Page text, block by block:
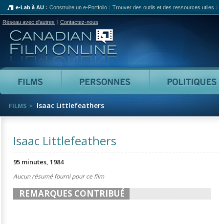
e-Lab à AU Construire un e-Portfolio Trouver des outils et des ressources utiles
Réseau avec d'autres Contactez-nous
Canadian Film Online
Films Personnes
FILMS Isaac Littlefeathers
Isaac Littlefeathers
95 minutes, 1984
Aucun résumé fourni pour ce film
REMARQUES CONTRIBUÉ